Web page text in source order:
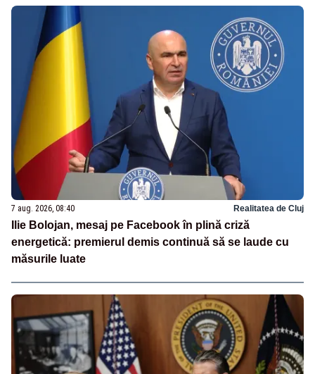
7 aug. 2026, 08:40 Realitatea de Cluj
Ilie Bolojan, mesaj pe Facebook în plină criză
energetică: premierul demis continuă să se laude cu
măsurile luate